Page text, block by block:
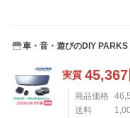
車・音・遊びのDIY PARKS
実質 45,367
商品価格
送料